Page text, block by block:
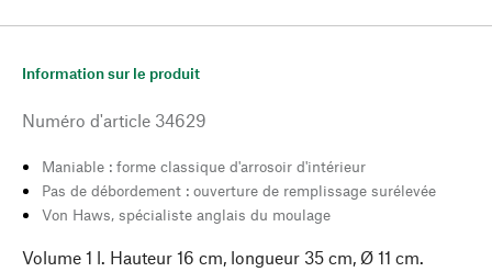
Information sur le produit
Numéro d'article 34629
Maniable : forme classique d'arrosoir d'intérieur
Pas de débordement : ouverture de remplissage surélevée
Von Haws, spécialiste anglais du moulage
Volume 1 l. Hauteur 16 cm, longueur 35 cm, Ø 11 cm.